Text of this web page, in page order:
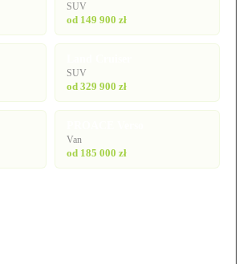
SUV
od 149 900 zł
SUV
od 329 900 zł
Van
od 185 000 zł